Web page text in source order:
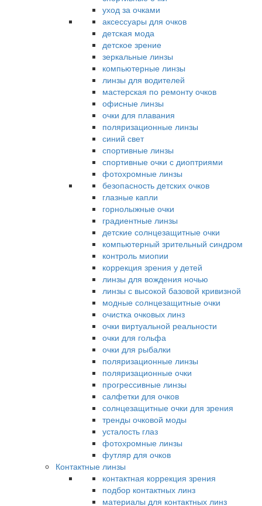
уход за очками
аксессуары для очков
детская мода
детское зрение
зеркальные линзы
компьютерные линзы
линзы для водителей
мастерская по ремонту очков
офисные линзы
очки для плавания
поляризационные линзы
синий свет
спортивные линзы
спортивные очки с диоптриями
фотохромные линзы
безопасность детских очков
глазные капли
горнолыжные очки
градиентные линзы
детские солнцезащитные очки
компьютерный зрительный синдром
контроль миопии
коррекция зрения у детей
линзы для вождения ночью
линзы с высокой базовой кривизной
модные солнцезащитные очки
очистка очковых линз
очки виртуальной реальности
очки для гольфа
очки для рыбалки
поляризационные линзы
поляризационные очки
прогрессивные линзы
салфетки для очков
солнцезащитные очки для зрения
тренды очковой моды
усталость глаз
фотохромные линзы
футляр для очков
Контактные линзы
контактная коррекция зрения
подбор контактных линз
материалы для контактных линз